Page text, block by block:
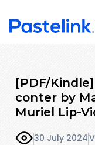
[PDF/
conter by
Muriel Lip-
30 July 2024